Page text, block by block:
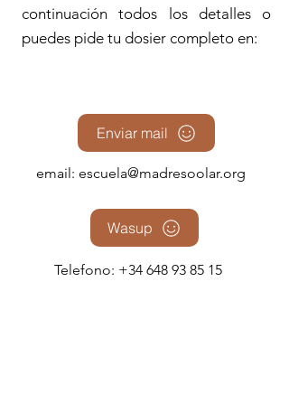
continuación todos los detalles o
puedes pide tu dosier completo en:
Enviar mail
email: escuela@madresoolar.org
Wasup
Telefono: +34 648 93 85 15